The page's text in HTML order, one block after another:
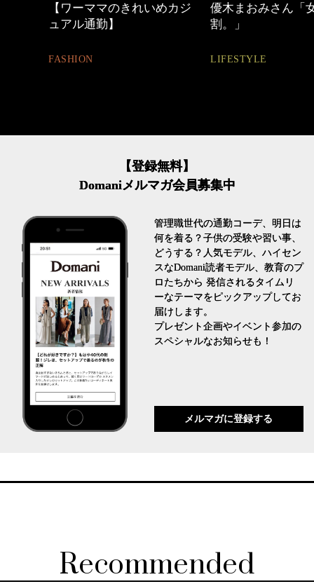
優木まおみさん「女の時間
割。」
LIFESTYLE
心地よくいられる
とは
FASHION
【登録無料】
Domaniメルマガ会員募集中
管理職世代の通勤コーデ、明日は
何を着る？子供の受験や習い事、
どうする？人気モデル、ハイセン
スなDomani読者モデル、教育のプ
ロたちから 発信されるタイムリ
ーなテーマをピックアップしてお
届けします。
プレゼント企画やイベント参加の
スペシャルなお知らせも！
メルマガに登録する
Recommended